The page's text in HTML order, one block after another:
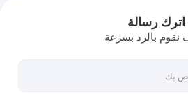
اترك رسالة
بالرد بسرعة